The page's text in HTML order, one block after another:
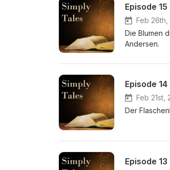
Episode
Feb 26th,
Die Blumen
Andersen.
Episode
Feb 21st,
Der
Episode